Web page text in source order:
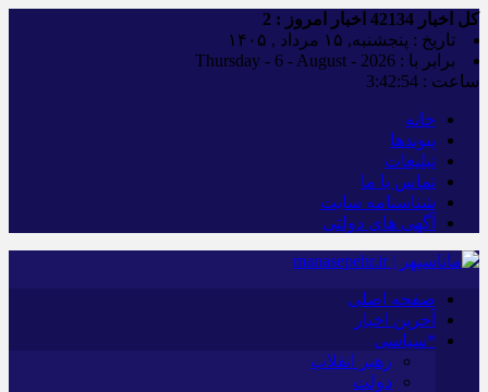
کل اخبار اخبار امروز : 2
تاریخ : پنجشنبه, ۱۵ مرداد , ۱۴۰۵
برابر با : Thursday - 6 - August - 2026
ساعت : 3:42:55
خانه
پیوندها
تبلیغات
تماس با ما
شناسنامه سایت
آگهی های دولتی
صفحه اصلی
آخرین اخبار
*سیاسی
رهبر انقلاب
دولت